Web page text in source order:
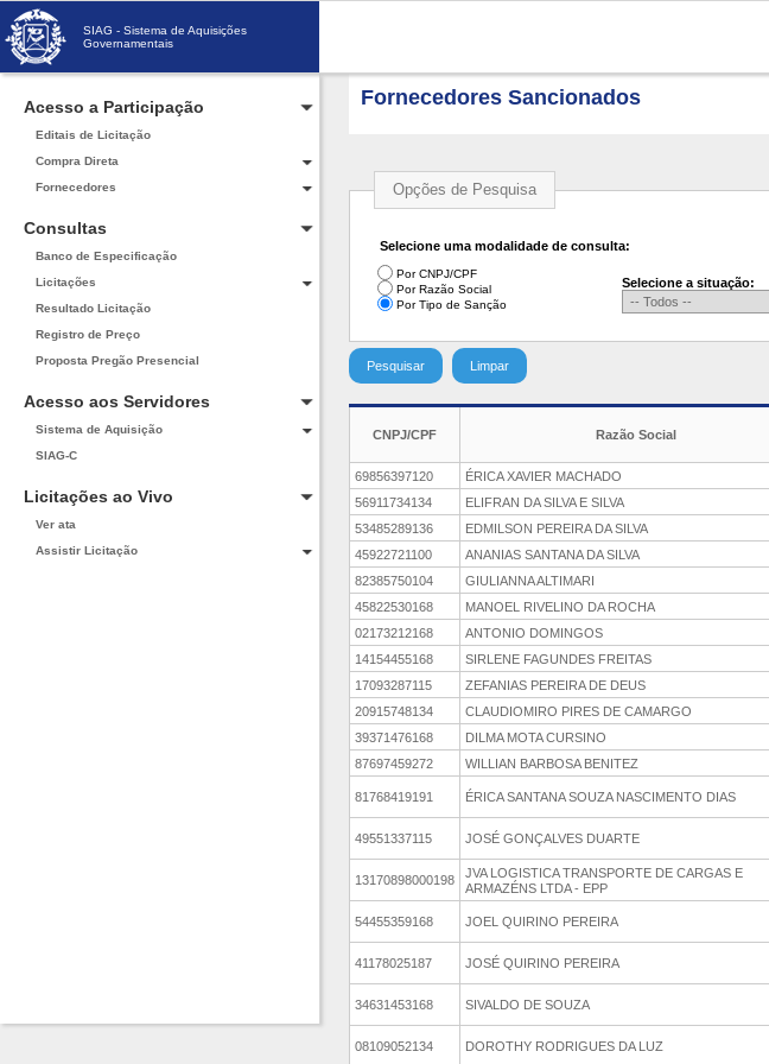
SIAG - Sistema de Aquisições
Governamentais
Acesso a Participação
Editais de Licitação
Compra Direta
Fornecedores
Consultas
Banco de Especificação
Licitações
Resultado Licitação
Registro de Preço
Proposta Pregão Presencial
Acesso aos Servidores
Sistema de Aquisição
SIAG-C
Licitações ao Vivo
Ver ata
Assistir Licitação
Fornecedores Sancionados
Opções de Pesquisa
Selecione uma modalidade de consulta:
Por CNPJ/CPF
Por Razão Social
Por Tipo de Sanção
Selecione a situação:
CNPJ/CPF Razão Social
69856397120 ÉRICA XAVIER MACHADO
56911734134
ELIFRAN DA SILVA E SILVA
53485289136
EDMILSON PEREIRA DA SILVA
45922721100
ANANIAS SANTANA DA SILVA
82385750104
GIULIANNA ALTIMARI
45822530168
MANOEL RIVELINO DA ROCHA
02173212168
ANTONIO DOMINGOS
14154455168
SIRLENE FAGUNDES FREITAS
17093287115
ZEFANIAS PEREIRA DE DEUS
20915748134
CLAUDIOMIRO PIRES DE CAMARGO
39371476168
DILMA MOTA CURSINO
87697459272
WILLIAN BARBOSA BENITEZ
81768419191 ÉRICA SANTANA SOUZA NASCIMENTO DIAS
49551337115 JOSÉ GONÇALVES DUARTE
13170898000198
JVA LOGISTICA TRANSPORTE DE CARGAS E
ARMAZÉNS LTDA - EPP
54455359168 JOEL QUIRINO PEREIRA
41178025187 JOSÉ QUIRINO PEREIRA
34631453168 SIVALDO DE SOUZA
08109052134 DOROTHY RODRIGUES DA LUZ